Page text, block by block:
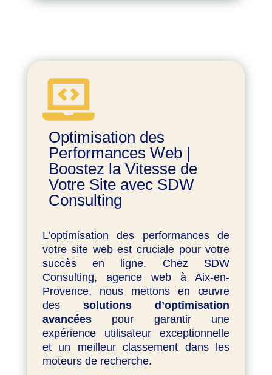

Optimisation des
Performances Web |
Boostez la Vitesse de
Votre Site avec SDW
Consulting
L’optimisation des performances de
votre site web est cruciale pour votre
succès en ligne. Chez SDW
Consulting, agence web à Aix-en-
Provence, nous mettons en œuvre
des solutions d’optimisation
avancéespour garantir une
expérience utilisateur exceptionnelle
et un meilleur classement dans les
moteurs de recherche.